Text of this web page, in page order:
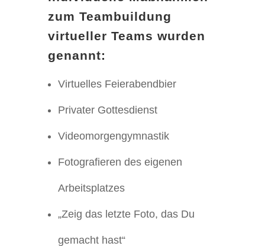
zum Teambuildung
virtueller Teams wurden
genannt:
Virtuelles Feierabendbier
Privater Gottesdienst
Videomorgengymnastik
Fotografieren des eigenen
Arbeitsplatzes
„Zeig das letzte Foto, das Du
gemacht hast“